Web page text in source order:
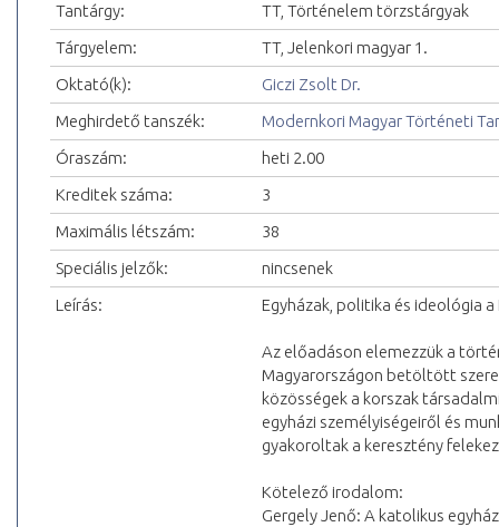
Tantárgy:
TT, Történelem törzstárgyak
Tárgyelem:
TT, Jelenkori magyar 1.
Oktató(k):
Giczi Zsolt Dr.
Meghirdető tanszék:
Modernkori Magyar Történeti
Óraszám:
heti 2.00
Kreditek száma:
3
Maximális létszám:
38
Speciális jelzők:
nincsenek
Leírás:
Egyházak, politika és ideológia
Az előadáson elemezzük a
Magyarországon betöltött
közösségek a korszak
egyházi személyiségeiről és
gyakoroltak a keresztény
Kötelező irodalom:
Gergely Jenő: A katolikus